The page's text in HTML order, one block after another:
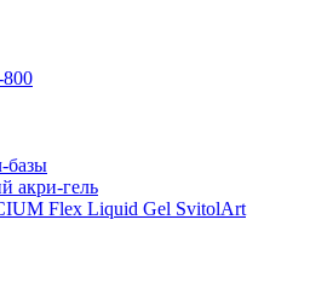
базы
акри-гель
Flex Liquid Gel SvitolArt